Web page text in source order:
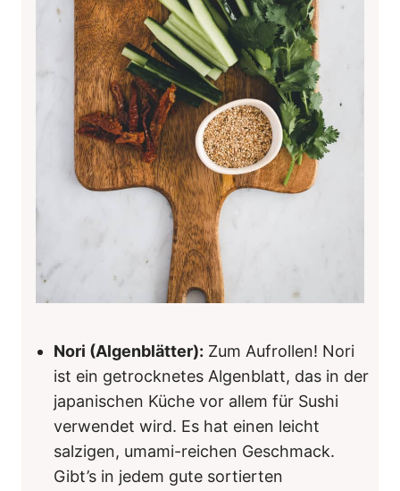
Nori (Algenblätter): Zum Aufrollen! Nori
ist ein getrocknetes Algenblatt, das in der
japanischen Küche vor allem für Sushi
verwendet wird. Es hat einen leicht
salzigen, umami-reichen Geschmack.
Gibt’s in jedem gute sortierten